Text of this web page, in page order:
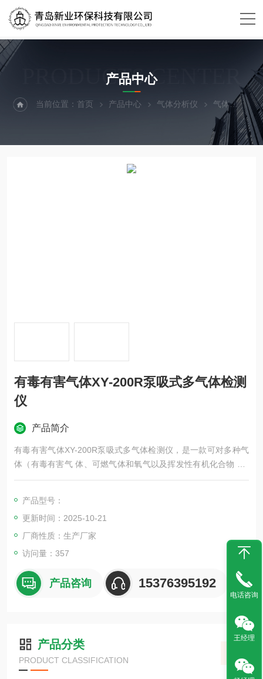
PRODUCTS CENTER
产品中心
当前位置：首页 产品中心 气体分析仪 气体 有
有毒有害气体XY-200R泵吸式多气体检测
仪
产品简介
有毒有害气体XY-200R泵吸式多气体检测仪，是一款可对多种气
体（有毒有害气 体、可燃气体和氧气以及挥发性有机化合物 VO
C、TVOC）进行连续检测并具有人员跌倒报警功能的 智能化高
产品型号：
更新时间：2025-10-21
厂商性质：生产厂家
访问量：357
产品咨询 15376395192
产品分类
PRODUCT CLASSIFICATION
电话咨询
王经理